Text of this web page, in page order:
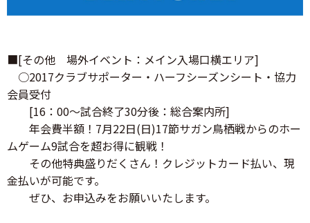
■[その他 場外イベント：メイン入場口横エリア]
○2017クラブサポーター・ハーフシーズンシート・協力
会員受付
[16：00～試合終了30分後：総合案内所]
年会費半額！7月22日(日)17節サガン鳥栖戦からのホー
ムゲーム9試合を超お得に観戦！
その他特典盛りだくさん！クレジットカード払い、現
金払いが可能です。
ぜひ、お申込みをお願いいたします。